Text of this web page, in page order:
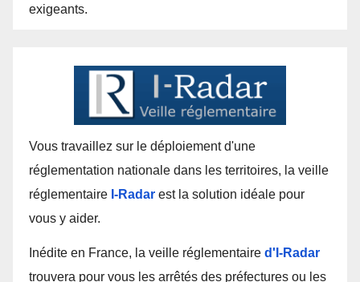
exigeants.
Vous travaillez sur le déploiement d'une
réglementation nationale dans les territoires, la veille
réglementaire I-Radar est la solution idéale pour
vous y aider.
Inédite en France, la veille réglementaire d'I-Radar
trouvera pour vous les arrêtés des préfectures ou les